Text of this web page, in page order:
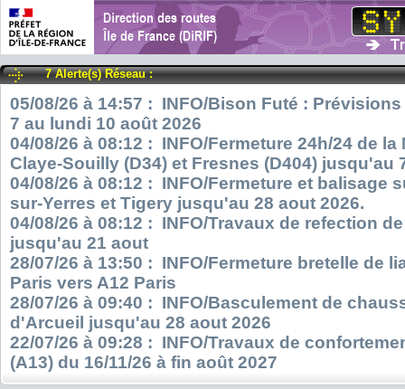
7 Alerte(s) Réseau :
05/08/26 à 14:57 : INFO/Bison Futé :
7 au lundi 10 août 2026
04/08/26 à 08:12 : INFO/Fermeture 24h/24 de
Claye-Souilly (D34) et Fresnes (D404) jusqu'au
04/08/26 à 08:12 : INFO/Fermeture et balisage
sur-Yerres et Tigery jusqu'au 28 aout 2026.
04/08/26 à 08:12 : INFO/Travaux de refection
jusqu'au 21 aout
28/07/26 à 13:50 : INFO/Fermeture bretelle de
Paris vers A12 Paris
28/07/26 à 09:40 : INFO/Basculement de
d'Arcueil jusqu'au 28 aout 2026
22/07/26 à 09:28 : INFO/Travaux de
(A13) du 16/11/26 à fin août 2027